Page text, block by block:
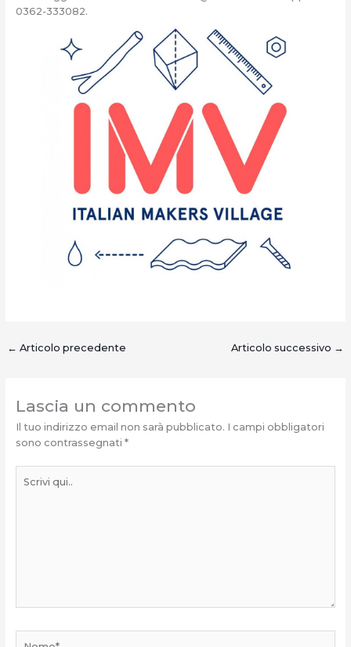
0362-333082.
← Articolo precedente Articolo successivo →
Lascia un commento
Il tuo indirizzo email non sarà pubblicato. I campi obbligatori
sono contrassegnati *
qui..